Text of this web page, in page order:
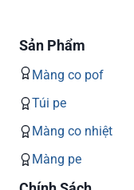
Sản Phẩm
Màng co pof
Túi pe
Màng co nhiệt
Màng pe